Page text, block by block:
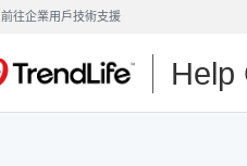
前往企業用戶技術支援
Help